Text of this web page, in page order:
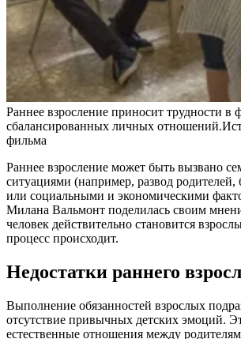
Раннее взросление приносит трудности в
сбалансированных личных отношений.
фильма
Раннее взросление может быть вызвано
ситуациями (например, развод родителей,
или социальными и экономическими
Милана Вальмонт поделилась своим
человек действительно становится
процесс происходит.
Недостатки раннего
Выполнение обязанностей взрослых
отсутствие привычных детских эмоций.
естественные отношения между